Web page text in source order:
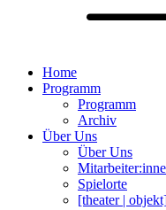
Home
Programm
Programm
Archiv
Über Uns
Über Uns
Spielorte
[theater |